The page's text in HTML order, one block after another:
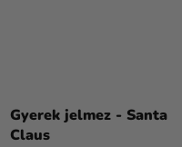
Gyerek jelmez - Santa
Claus